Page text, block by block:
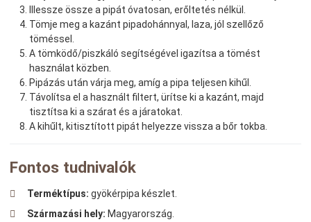
Illessze össze a pipát óvatosan, erőltetés nélkül.
Tömje meg a kazánt pipadohánnyal, laza, jól szellőző
töméssel.
A tömködő/piszkáló segítségével igazítsa a tömést
használat közben.
Pipázás után várja meg, amíg a pipa teljesen kihűl.
Távolítsa el a használt filtert, ürítse ki a kazánt, majd
tisztítsa ki a szárat és a járatokat.
A kihűlt, kitisztított pipát helyezze vissza a bőr tokba.
Fontos tudnivalók
Terméktípus: gyökérpipa készlet.
Származási hely: Magyarország.